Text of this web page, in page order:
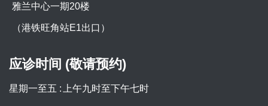
雅兰中心一期20楼
（港铁旺角站E1出口）
应诊时间 (敬请预约)
星期一至五 : 上午九时至下午七时